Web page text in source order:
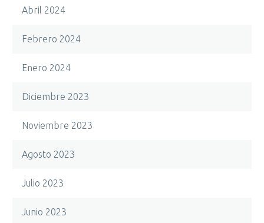
Abril 2024
Febrero 2024
Enero 2024
Diciembre 2023
Noviembre 2023
Agosto 2023
Julio 2023
Junio 2023